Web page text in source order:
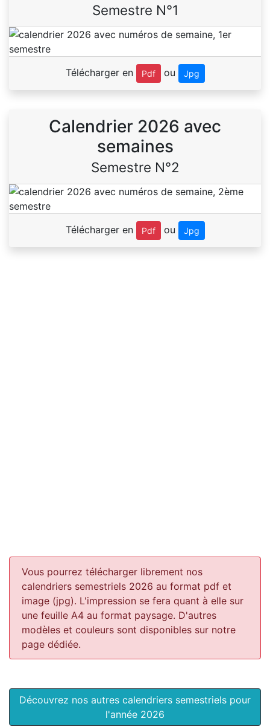
Semestre N°1
Télécharger en Pdf ou Jpg
Calendrier 2026 avec
semaines
Semestre N°2
Télécharger en Pdf ou Jpg
Vous pourrez télécharger librement nos
calendriers semestriels 2026 au format pdf et
image (jpg). L'impression se fera quant à elle sur
une feuille A4 au format paysage. D'autres
modèles et couleurs sont disponibles sur notre
page dédiée.
Découvrez nos autres calendriers semestriels pour
l'année 2026